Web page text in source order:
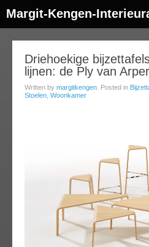
Margit-Kengen-
Driehoekige
lijnen: de Ply van Arper
Written by margitkengen . Posted in
Stoelen Woonkamer